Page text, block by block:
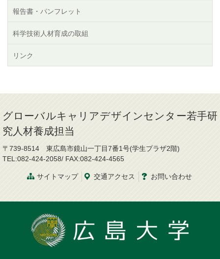
報告書・パンフレット
科学技術人材育成の取組
リンク
グローバルキャリアデザインセンター若手研
究人材養成担当
〒739-8514 東広島市鏡山一丁目7番1号(学生プラザ2階)
TEL:082-424-2058/ FAX:082-424-4565
サイトマップ 交通アクセス お問い合わせ